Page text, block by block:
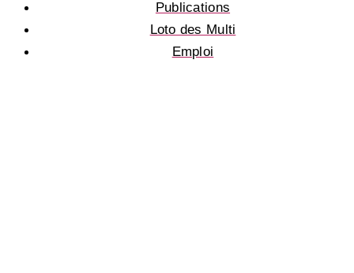
Publications
Loto des Multi
Emploi